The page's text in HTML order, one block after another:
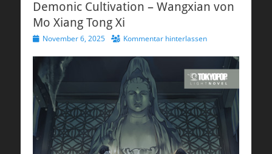
Demonic Cultivation – Wangxian von
Mo Xiang Tong Xi
Veröffentlicht
November 6, 2025 Kommentar hinterlassen